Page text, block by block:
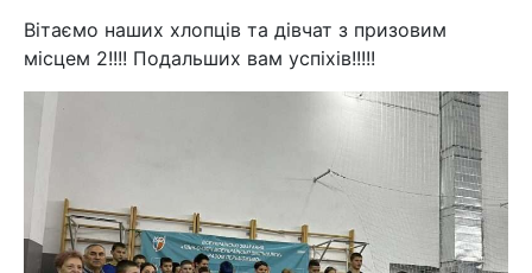
Вітаємо наших хлопців та дівчат з призовим
місцем 2!!!! Подальших вам успіхів!!!!!